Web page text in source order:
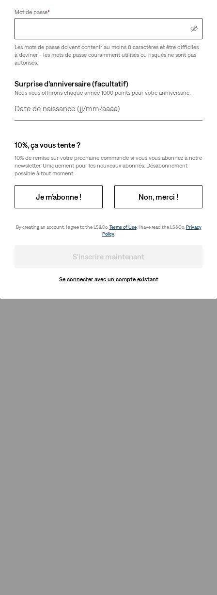
Mot de passe*
Les mots de passe doivent contenir au moins 8 caractères et être difficiles
à deviner - les mots de passe couramment utilisés ou risqués ne sont pas
autorisés.
Surprise d’anniversaire (facultatif)
Nous vous offrirons chaque année 1000 points pour votre anniversaire.
Jour
Mois
Année
10%, ça vous tente ?
10% de remise sur votre prochaine commande si vous vous abonnez à notre
newsletter. Uniquement pour les nouveaux abonnés. Désabonnement
possible à tout moment.
Je m’abonne ! Non, merci !
By creating an account, I agree to the LS&Co. Terms of Use. I have read the LS&Co. Privacy
Policy.
S'inscrire maintenant
Se connecter avec un compte existant